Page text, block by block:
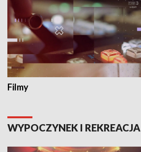
Filmy
WYPOCZYNEK I REKREACJA